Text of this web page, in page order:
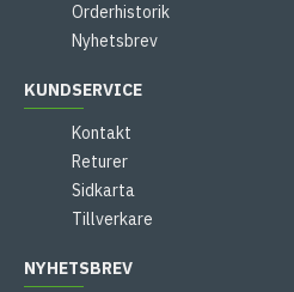
Orderhistorik
Nyhetsbrev
KUNDSERVICE
Kontakt
Returer
Sidkarta
Tillverkare
NYHETSBREV